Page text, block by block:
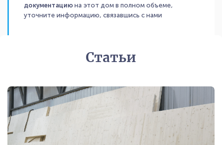
документацию на этот дом в полном объеме,
уточните информацию, связавшись с нами
Статьи